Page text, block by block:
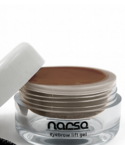
ژل لیفت 10ml قهوه ای متوسط ابرو
230,000 تومان
ژل لیفت10ml قهوه ای تیره ابرو